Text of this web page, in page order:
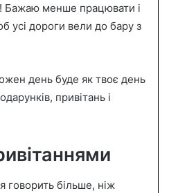
Бажаю менше працювати і
усі дороги вели до бару з
день буде як твоє день
привітань і
говорить більше, ніж